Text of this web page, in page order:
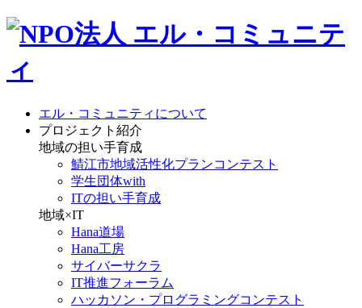
エル・コミュニティについて
プロジェクト紹介
地域の担い手育成
鯖江市地域活性化プランコンテスト
学生団体with
ITの担い手育成
地域×IT
Hana道場
Hana工房
サイバーサクラ
IT推進フォーラム
ハッカソン・プログラミングコンテスト